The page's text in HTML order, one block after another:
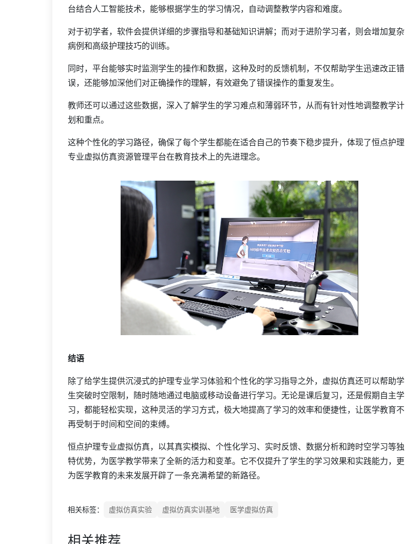
台结合人工智能技术，能够根据学生的学习情况，自动调整教学内容和难度。
对于初学者，软件会提供详细的步骤指导和基础知识讲解；而对于进阶学习者，则会增加复杂
病例和高级护理技巧的训练。
同时，平台能够实时监测学生的操作和数据，这种及时的反馈机制，不仅帮助学生迅速改正错
误，还能够加深他们对正确操作的理解，有效避免了错误操作的重复发生。
教师还可以通过这些数据，深入了解学生的学习难点和薄弱环节，从而有针对性地调整教学计
划和重点。
这种个性化的学习路径，确保了每个学生都能在适合自己的节奏下稳步提升，体现了恒点护理
专业虚拟仿真资源管理平台在教育技术上的先进理念。
结语
除了给学生提供沉浸式的护理专业学习体验和个性化的学习指导之外，虚拟仿真还可以帮助学
生突破时空限制，随时随地通过电脑或移动设备进行学习。无论是课后复习，还是假期自主学
习，都能轻松实现，这种灵活的学习方式，极大地提高了学习的效率和便捷性，让医学教育不
再受制于时间和空间的束缚。
恒点护理专业虚拟仿真，以其真实模拟、个性化学习、实时反馈、数据分析和跨时空学习等独
特优势，为医学教学带来了全新的活力和变革。它不仅提升了学生的学习效果和实践能力，更
为医学教育的未来发展开辟了一条充满希望的新路径。
相关标签： 虚拟仿真实验 虚拟仿真实训基地 医学虚拟仿真
相关推荐